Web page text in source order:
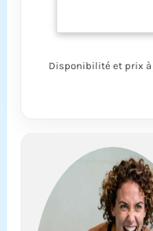
Disponibilité et prix